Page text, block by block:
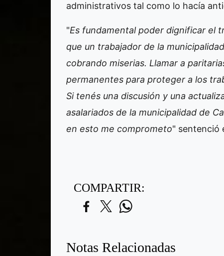
administrativos tal como lo hacía
"Es fundamental poder dignificar el
que un trabajador de la
cobrando miserias. Llamar a
permanentes para proteger a los
Si tenés una discusión y una
asalariados de la municipalidad de
en esto me comprometo" sentenció
COMPARTIR:
Notas Relacionadas